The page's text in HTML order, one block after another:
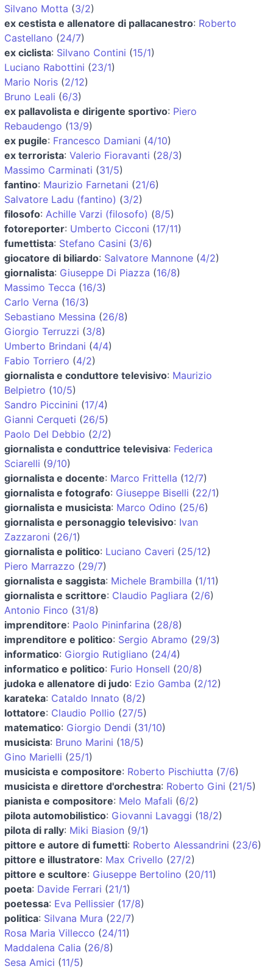
Silvano Motta (3/2)
ex cestista e allenatore di pallacanestro: Roberto
Castellano (24/7)
ex ciclista: Silvano Contini (15/1)
Luciano Rabottini (23/1)
Mario Noris (2/12)
Bruno Leali (6/3)
ex pallavolista e dirigente sportivo: Piero
Rebaudengo (13/9)
ex pugile: Francesco Damiani (4/10)
ex terrorista: Valerio Fioravanti (28/3)
Massimo Carminati (31/5)
fantino: Maurizio Farnetani (21/6)
Salvatore Ladu (fantino) (3/2)
filosofo: Achille Varzi (filosofo) (8/5)
fotoreporter: Umberto Cicconi (17/11)
fumettista: Stefano Casini (3/6)
giocatore di biliardo: Salvatore Mannone (4/2)
giornalista: Giuseppe Di Piazza (16/8)
Massimo Tecca (16/3)
Carlo Verna (16/3)
Sebastiano Messina (26/8)
Giorgio Terruzzi (3/8)
Umberto Brindani (4/4)
Fabio Torriero (4/2)
giornalista e conduttore televisivo: Maurizio
Belpietro (10/5)
Sandro Piccinini (17/4)
Gianni Cerqueti (26/5)
Paolo Del Debbio (2/2)
giornalista e conduttrice televisiva: Federica
Sciarelli (9/10)
giornalista e docente: Marco Frittella (12/7)
giornalista e fotografo: Giuseppe Biselli (22/1)
giornalista e musicista: Marco Odino (25/6)
giornalista e personaggio televisivo: Ivan
Zazzaroni (26/1)
giornalista e politico: Luciano Caveri (25/12)
Piero Marrazzo (29/7)
giornalista e saggista: Michele Brambilla (1/11)
giornalista e scrittore: Claudio Pagliara (2/6)
Antonio Finco (31/8)
imprenditore: Paolo Pininfarina (28/8)
imprenditore e politico: Sergio Abramo (29/3)
informatico: Giorgio Rutigliano (24/4)
informatico e politico: Furio Honsell (20/8)
judoka e allenatore di judo: Ezio Gamba (2/12)
karateka: Cataldo Innato (8/2)
lottatore: Claudio Pollio (27/5)
matematico: Giorgio Dendi (31/10)
musicista: Bruno Marini (18/5)
Gino Marielli (25/1)
musicista e compositore: Roberto Pischiutta (7/6)
musicista e direttore d'orchestra: Roberto Gini (21/5)
pianista e compositore: Melo Mafali (6/2)
pilota automobilistico: Giovanni Lavaggi (18/2)
pilota di rally: Miki Biasion (9/1)
pittore e autore di fumetti: Roberto Alessandrini (23/6)
pittore e illustratore: Max Crivello (27/2)
pittore e scultore: Giuseppe Bertolino (20/11)
poeta: Davide Ferrari (21/1)
poetessa: Eva Pellissier (17/8)
politica: Silvana Mura (22/7)
Rosa Maria Villecco (24/11)
Maddalena Calia (26/8)
Sesa Amici (11/5)